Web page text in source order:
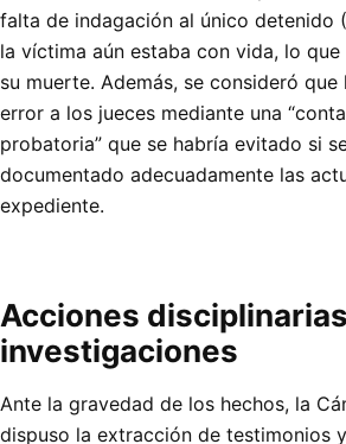
falta de indagación al único detenido
la víctima aún estaba con vida, lo
su muerte. Además, se consideró
error a los jueces mediante una
probatoria” que se habría evitado si
documentado adecuadamente las
expediente.
Acciones
investigaciones
Ante la gravedad de los hechos, la
dispuso la extracción de testimonios